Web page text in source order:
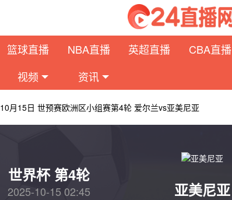
篮球直播 NBA直播 英超直播 CBA直播
视频 资讯
10月15日 世预赛欧洲区小组赛第4轮 爱尔兰vs亚美尼亚
世界杯 第4轮
2025-10-15 02:45 亚美尼亚